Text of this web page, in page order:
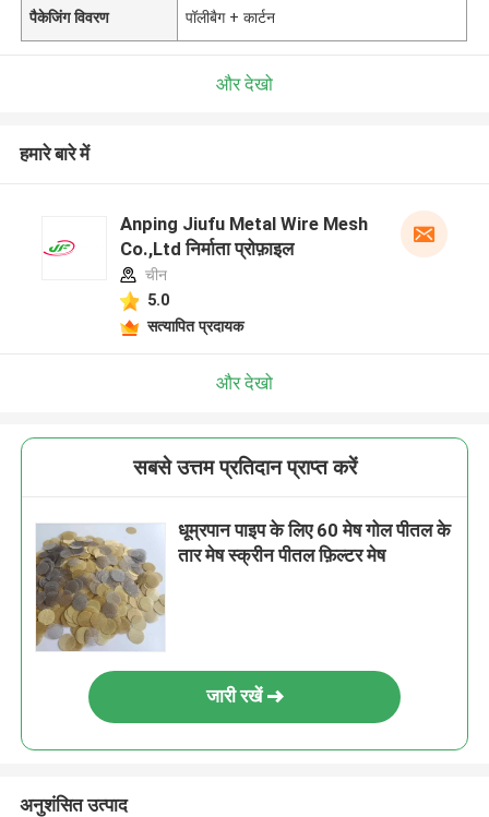
पैकेजिंग विवरण पॉलीबैग + कार्टन
और देखो
हमारे बारे में
Anping Jiufu Metal Wire Mesh
Co.,Ltd निर्माता प्रोफ़ाइल
चीन
5.0
सत्यापित प्रदायक
और देखो
सबसे उत्तम प्रतिदान प्राप्त करें
धूम्रपान पाइप के लिए 60 मेष गोल पीतल के
तार मेष स्क्रीन पीतल फ़िल्टर मेष
जारी रखें
अनुशंसित उत्पाद